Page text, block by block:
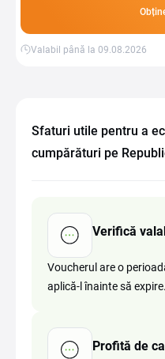
Valabil până la 09.08.2026
Sfaturi utile pentru a
cumpărături pe
Verifică
Voucherul are o
aplică-l înainte să expire.
Profită de